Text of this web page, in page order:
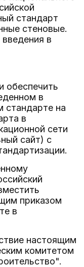
стандарт
стеновые.
в
обеспечить
в
стандарте на
в
сети
сайт) с
приказом
в
настоящим
комитетом